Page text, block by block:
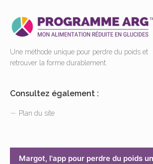
Une méthode unique pour perdre du poids et
retrouver la forme durablement.
Consultez également :
Plan du site
Margot, l'app pour perdre du poids